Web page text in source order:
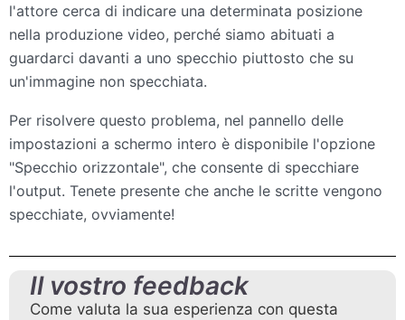
l'attore cerca di indicare una determinata posizione
nella produzione video, perché siamo abituati a
guardarci davanti a uno specchio piuttosto che su
un'immagine non specchiata.
Per risolvere questo problema, nel pannello delle
impostazioni a schermo intero è disponibile l'opzione
"Specchio orizzontale", che consente di specchiare
l'output. Tenete presente che anche le scritte vengono
specchiate, ovviamente!
Il vostro feedback
Come valuta la sua esperienza con questa